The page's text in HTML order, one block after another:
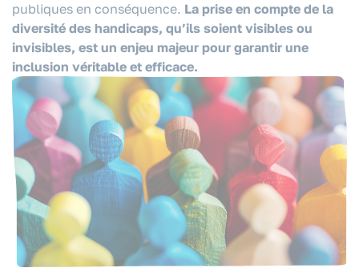
publiques en conséquence. La prise en compte de la
diversité des handicaps, qu’ils soient visibles ou
invisibles, est un enjeu majeur pour garantir une
inclusion véritable et efficace.